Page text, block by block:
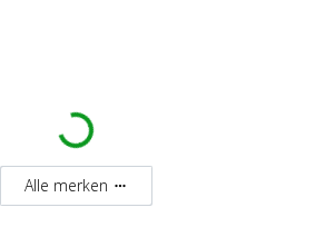
Laden …
Alle merken more_horiz